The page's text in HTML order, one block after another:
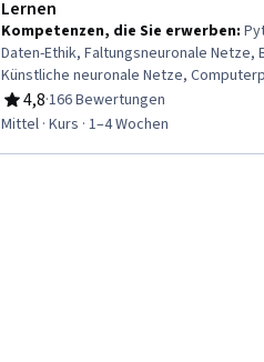
Lernen
Kompetenzen, die Sie erwerben:
Daten-Ethik, Faltungsneuronale
Künstliche neuronale Netze,
Einsatz, Tiefes Lernen, Eingebettete
Maschinelles Lernen,
4,8
Bewertung, 4,8 von 5 Sternen
·166 Bewertungen
Mittel · Kurs · 1–4 Wochen